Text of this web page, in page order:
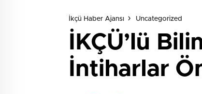
İkçü Haber Ajansı Uncategorized
İKÇÜ’lü
İntiharlar